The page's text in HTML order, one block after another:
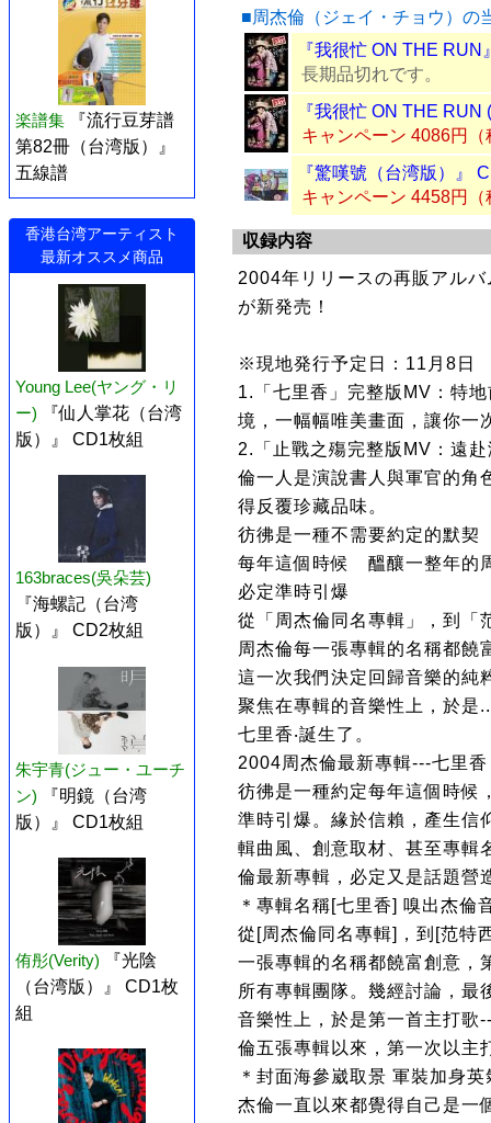
楽譜集
『流行豆芽譜
第82冊（台湾版）』
五線譜
香港台湾アーティスト
最新オススメ商品
Young Lee(ヤング・リ
ー)
『仙人掌花（台湾
版）』 CD1枚組
163braces(吳朵芸)
『海螺記（台湾
版）』 CD2枚組
朱宇青(ジュー・ユーチ
ン)
『明鏡（台湾
版）』 CD1枚組
侑彤(Verity)
『光陰
（台湾版）』 CD1枚
組
■周杰倫（ジェイ・チョウ）の
『我很忙 ON THE RUN
長期品切れです。
『我很忙 ON THE
キャンペーン 4086円（
『驚嘆號（台湾版）』
キャンペーン 4458円（
収録内容
2004年リリースの再販アル
が新発売！
※現地発行予定日：11月8日
1.「七里香」完整版MV：特
境，一幅幅唯美畫面，讓你一
2.「止戰之殤完整版MV：遠
倫一人是演說書人與軍官的角
得反覆珍藏品味。
彷彿是一種不需要約定的默契
每年這個時候 醞釀一整年的
必定準時引爆
從「周杰倫同名專輯」，到「
周杰倫每一張專輯的名稱都饒
這一次我們決定回歸音樂的純
聚焦在專輯的音樂性上，於是
七里香‧誕生了。
2004周杰倫最新專輯---七里香
彷彿是一種約定每年這個時候
準時引爆。緣於信賴，產生信
輯曲風、創意取材、甚至專
倫最新專輯，必定又是話題營
＊專輯名稱[七里香] 嗅出杰倫
從[周杰倫同名專輯]，到[范特
一張專輯的名稱都饒富創意，
所有專輯團隊。幾經討論，最
音樂性上，於是第一首主打歌
倫五張專輯以來，第一次以主
＊封面海參崴取景 軍裝加身
杰倫一直以來都覺得自己是一